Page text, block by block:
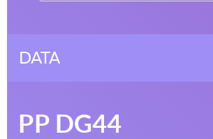
DATA
PP DG44